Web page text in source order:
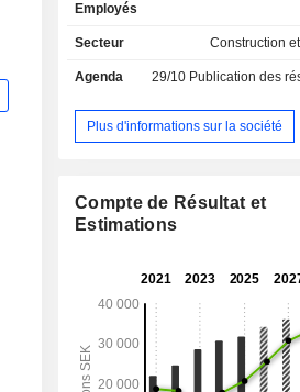
Bâtiments et espaces urbains
solutions visant à aider les
résilients et attractifs ; le segment
technologiques modernes qui
société et à l'industrie l'accès à une
segment des infrastructures de
des solutions de transport
de gérer une population
nouvelles exigences en matière de
Le segment Architecture intègre
d’architecture et d’ingénierie sur
principaux marchés.
Employés
Secteur Construction
Agenda 29/10 Publication des résultats
Plus d'informations sur la société
Compte de Résultat et
Estimations